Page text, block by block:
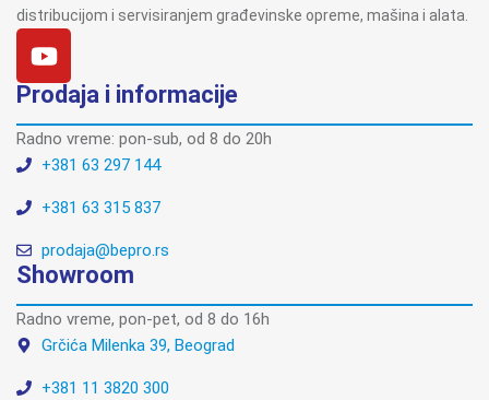
distribucijom i servisiranjem građevinske opreme, mašina i alata.
Prodaja i informacije
Radno vreme: pon-sub, od 8 do 20h
+381 63 297 144
+381 63 315 837
prodaja@bepro.rs
Showroom
Radno vreme, pon-pet, od 8 do 16h
Grčića Milenka 39, Beograd
+381 11 3820 300